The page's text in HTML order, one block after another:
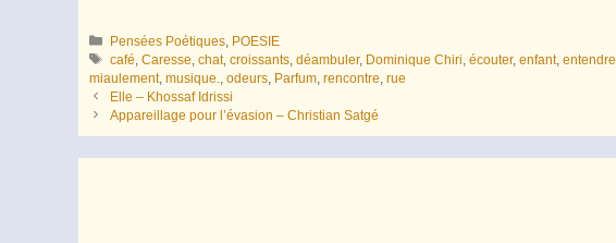
Catégories
Pensées Poétiques POESIE
Étiquettes
café ,Caresse ,chat,croissants ,déambuler, Dominique Chiri ,écouter,enfant,entendre
miaulement, musique. odeurs Parfum rencontre rue
Elle – Khossaf Idrissi
Appareillage pour l’évasion – Christian Satgé